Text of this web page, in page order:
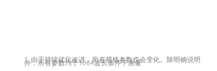
1. 由于持续优化改进，所有规格参数也会变化。除明确说明
外，所有参数均于1064波长条件下测量